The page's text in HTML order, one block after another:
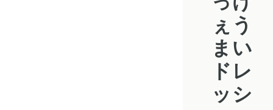
ぇう
まい
ドレ
ッシ